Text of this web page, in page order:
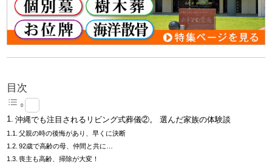
目次
沖縄でも注目されるリビング式葬儀②。 選んだ家族の体験談
父親の時の後悔があり、早くに決断
92歳で高齢の母、仲間と共に…
喪主も高齢、掃除が大変！